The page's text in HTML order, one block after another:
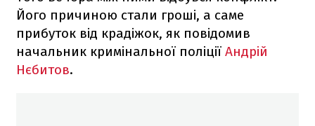
Його причиною стали гроші, а саме
прибуток від крадіжок, як повідомив
начальник кримінальної поліції Андрій
Нєбитов.